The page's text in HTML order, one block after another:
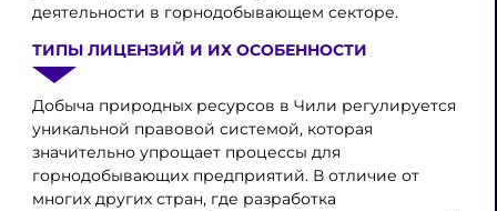
деятельности в горнодобывающем секторе.
ТИПЫ ЛИЦЕНЗИЙ И ИХ ОСОБЕННОСТИ
Добыча природных ресурсов в Чили регулируется
уникальной правовой системой, которая
значительно упрощает процессы для
горнодобывающих предприятий. В отличие от
многих других стран, где разработка